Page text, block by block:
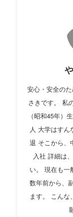
安心・安全の
さきです。 私
（昭和45年）
人 大学はすん
退 そこから、
入社 詳細は
い。 現在も一
数年前から、
ます。 こんな